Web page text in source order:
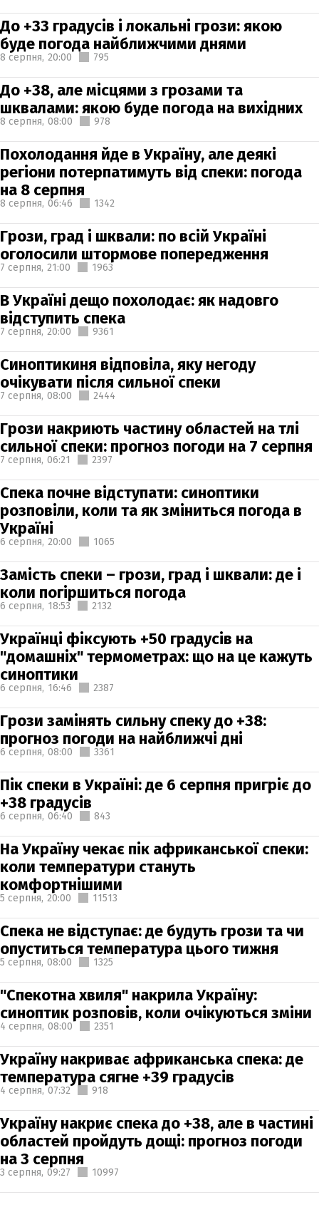
До +33 градусів і локальні грози: якою
буде погода найближчими днями
8 серпня, 20:00 795
До +38, але місцями з грозами та
шквалами: якою буде погода на вихідних
8 серпня, 08:00 978
Похолодання йде в Україну, але деякі
регіони потерпатимуть від спеки: погода
на 8 серпня
8 серпня, 06:46 1342
Грози, град і шквали: по всій Україні
оголосили штормове попередження
7 серпня, 21:00 1963
В Україні дещо похолодає: як надовго
відступить спека
7 серпня, 20:00 9361
Синоптикиня відповіла, яку негоду
очікувати після сильної спеки
7 серпня, 08:00 2444
Грози накриють частину областей на тлі
сильної спеки: прогноз погоди на 7 серпня
7 серпня, 06:21 2397
Спека почне відступати: синоптики
розповіли, коли та як зміниться погода в
Україні
6 серпня, 20:00 1065
Замість спеки – грози, град і шквали: де і
коли погіршиться погода
6 серпня, 18:53 2132
Українці фіксують +50 градусів на
"домашніх" термометрах: що на це кажуть
синоптики
6 серпня, 16:46 2387
Грози замінять сильну спеку до +38:
прогноз погоди на найближчі дні
6 серпня, 08:00 3361
Пік спеки в Україні: де 6 серпня пригріє до
+38 градусів
6 серпня, 06:40 843
На Україну чекає пік африканської спеки:
коли температури стануть
комфортнішими
5 серпня, 20:00 11513
Спека не відступає: де будуть грози та чи
опуститься температура цього тижня
5 серпня, 08:00 1325
"Спекотна хвиля" накрила Україну:
синоптик розповів, коли очікуються зміни
4 серпня, 08:00 2351
Україну накриває африканська спека: де
температура сягне +39 градусів
4 серпня, 07:32 918
Україну накриє спека до +38, але в частині
областей пройдуть дощі: прогноз погоди
на 3 серпня
3 серпня, 09:27 10997